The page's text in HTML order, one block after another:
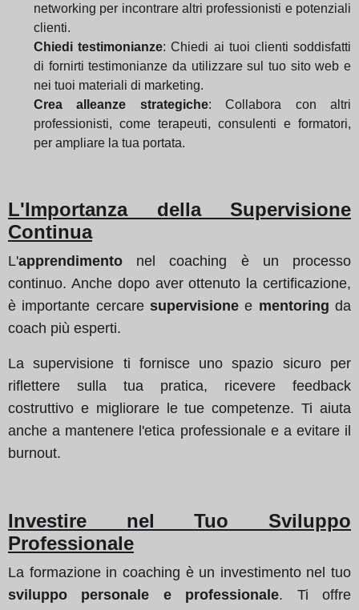
networking per incontrare altri professionisti e potenziali
clienti.
Chiedi testimonianze: Chiedi ai tuoi clienti soddisfatti
di fornirti testimonianze da utilizzare sul tuo sito web e
nei tuoi materiali di marketing.
Crea alleanze strategiche: Collabora con altri
professionisti, come terapeuti, consulenti e formatori,
per ampliare la tua portata.
L'Importanza della Supervisione
Continua
L'apprendimento nel coaching è un processo
continuo. Anche dopo aver ottenuto la certificazione,
è importante cercare supervisione e mentoring da
coach più esperti.
La supervisione ti fornisce uno spazio sicuro per
riflettere sulla tua pratica, ricevere feedback
costruttivo e migliorare le tue competenze. Ti aiuta
anche a mantenere l'etica professionale e a evitare il
burnout.
Investire nel Tuo Sviluppo
Professionale
La formazione in coaching è un investimento nel tuo
sviluppo personale e professionale. Ti offre